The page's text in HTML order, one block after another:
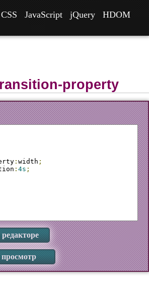
CSS JavaScript jQuery
HDOM
property
: width ;
: 4s ;